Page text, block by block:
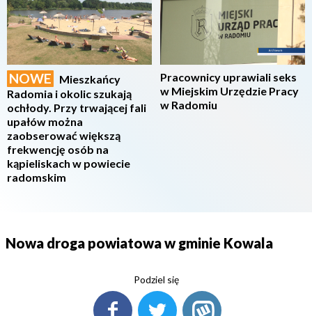
NOWE
Mieszkańcy
Radomia i okolic szukają
ochłody. Przy trwającej fali
upałów można
zaobserować większą
frekwencję osób na
kąpieliskach w powiecie
radomskim
Pracownicy uprawiali seks
w Miejskim Urzędzie Pracy
w Radomiu
Nowa droga powiatowa w gminie Kowala
Podziel się